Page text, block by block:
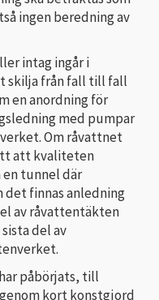
ingen beredning av
intag ingår i
skilja från fall till fall
en anordning för
med pumpar
Om råvattnet
att kvaliteten
tunnel där
det finnas anledning
av råvattentäkten
del av
påbörjats, till
kort konstgjord